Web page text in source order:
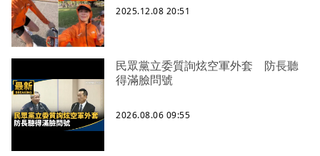
2025.12.08 20:51
民眾黨立委質詢炫空軍外套 防長聽
得滿臉問號
2026.08.06 09:55